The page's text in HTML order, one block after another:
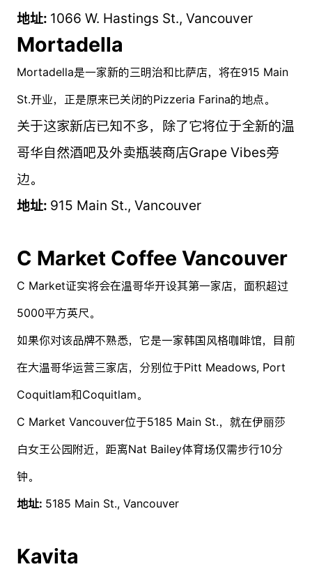
地址: 1066 W. Hastings St., Vancouver
Mortadella
Mortadella是一家新的三明治和比萨店，将在915 Main
St.开业，正是原来已关闭的Pizzeria Farina的地点。
关于这家新店已知不多，除了它将位于全新的温
哥华自然酒吧及外卖瓶装商店Grape Vibes旁
边。
地址: 915 Main St., Vancouver
C Market Coffee Vancouver
C Market证实将会在温哥华开设其第一家店，面积超过
5000平方英尺。
如果你对该品牌不熟悉，它是一家韩国风格咖啡馆，目前
在大温哥华运营三家店，分别位于Pitt Meadows, Port
Coquitlam和Coquitlam。
C Market Vancouver位于5185 Main St.，就在伊丽莎
白女王公园附近，距离Nat Bailey体育场仅需步行10分
钟。
地址: 5185 Main St., Vancouver
Kavita